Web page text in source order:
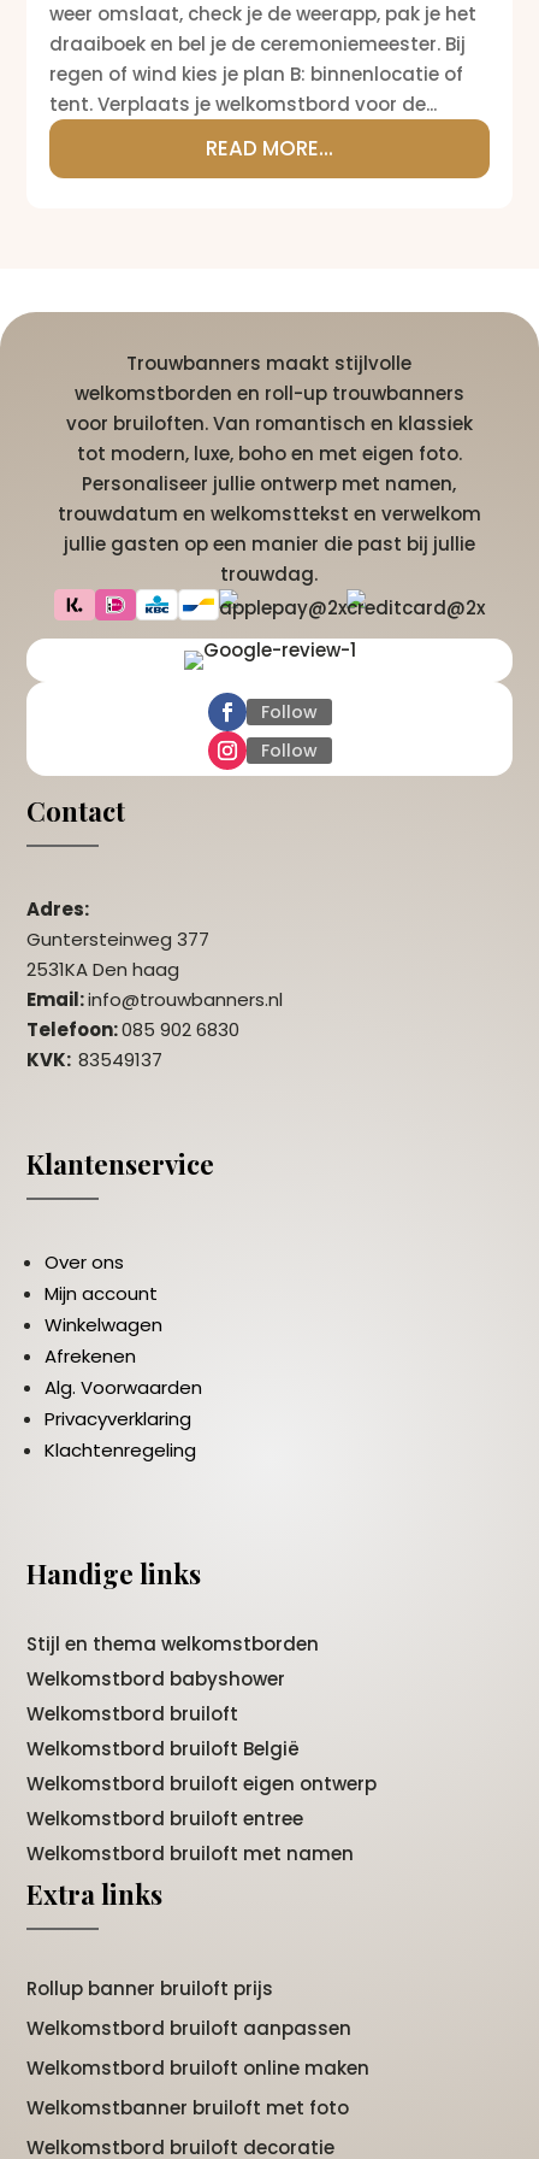
weer omslaat, check je de weerapp, pak je het
draaiboek en bel je de ceremoniemeester. Bij
regen of wind kies je plan B: binnenlocatie of
tent. Verplaats je welkomstbord voor de...
READ MORE...
Trouwbanners maakt stijlvolle
welkomstborden en roll-up trouwbanners
voor bruiloften. Van romantisch en klassiek
tot modern, luxe, boho en met eigen foto.
Personaliseer jullie ontwerp met namen,
trouwdatum en welkomsttekst en verwelkom
jullie gasten op een manier die past bij jullie
trouwdag.
Follow
Follow
Contact
Adres:
Guntersteinweg 377
2531KA Den haag
Email:info@trouwbanners.nl
Telefoon:085 902 6830
KVK:83549137
Klantenservice
Over ons
Mijn account
Winkelwagen
Afrekenen
Alg. Voorwaarden
Privacyverklaring
Klachtenregeling
Handige links
Stijl en thema welkomstborden
Welkomstbord babyshower
Welkomstbord bruiloft
Welkomstbord bruiloft België
Welkomstbord bruiloft eigen ontwerp
Welkomstbord bruiloft entree
Welkomstbord bruiloft met namen
Extra links
Rollup banner bruiloft prijs
Welkomstbord bruiloft aanpassen
Welkomstbord bruiloft online maken
Welkomstbanner bruiloft met foto
Welkomstbord bruiloft decoratie